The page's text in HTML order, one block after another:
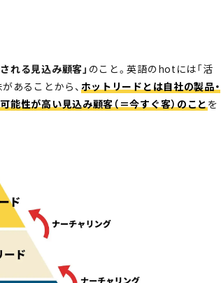
れる見込み顧客」 のこと。英語のhotには「活
あることから、 ホットリードとは自社の製品・
能性が高い見込み顧客（＝今すぐ客）のことを